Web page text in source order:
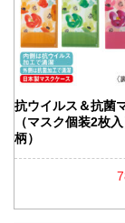
抗ウイルス＆抗菌
（マスク個装2枚
柄）